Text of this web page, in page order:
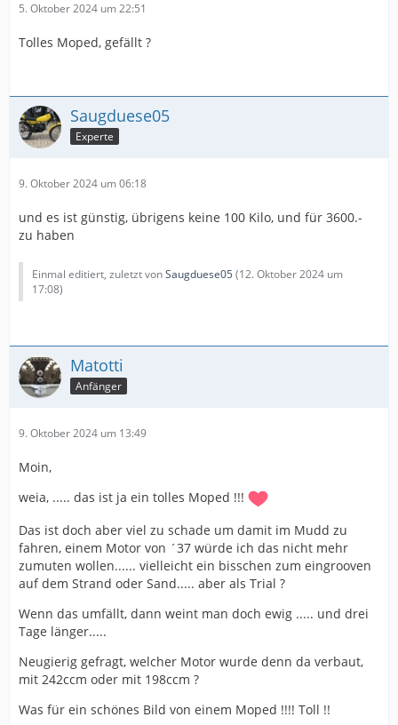
5. Oktober 2024 um 22:51
Tolles Moped, gefällt ?
Saugduese05
Experte
9. Oktober 2024 um 06:18
und es ist günstig, übrigens keine 100 Kilo, und für 3600.-
zu haben
Einmal editiert, zuletzt vonSaugduese05 (12. Oktober 2024 um
17:08)
Matotti
Anfänger
9. Oktober 2024 um 13:49
Moin,
weia, ..... das ist ja ein tolles Moped !!!
Das ist doch aber viel zu schade um damit im Mudd zu
fahren, einem Motor von ´37 würde ich das nicht mehr
zumuten wollen...... vielleicht ein bisschen zum eingrooven
auf dem Strand oder Sand..... aber als Trial ?
Wenn das umfällt, dann weint man doch ewig ..... und drei
Tage länger.....
Neugierig gefragt, welcher Motor wurde denn da verbaut,
mit 242ccm oder mit 198ccm ?
Was für ein schönes Bild von einem Moped !!!! Toll !!